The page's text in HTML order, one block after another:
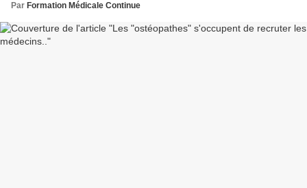
Par Formation Médicale Continue